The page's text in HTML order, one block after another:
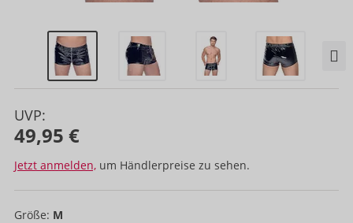
UVP:
49,95 €
Jetzt anmelden, um Händlerpreise zu sehen.
Größe: M